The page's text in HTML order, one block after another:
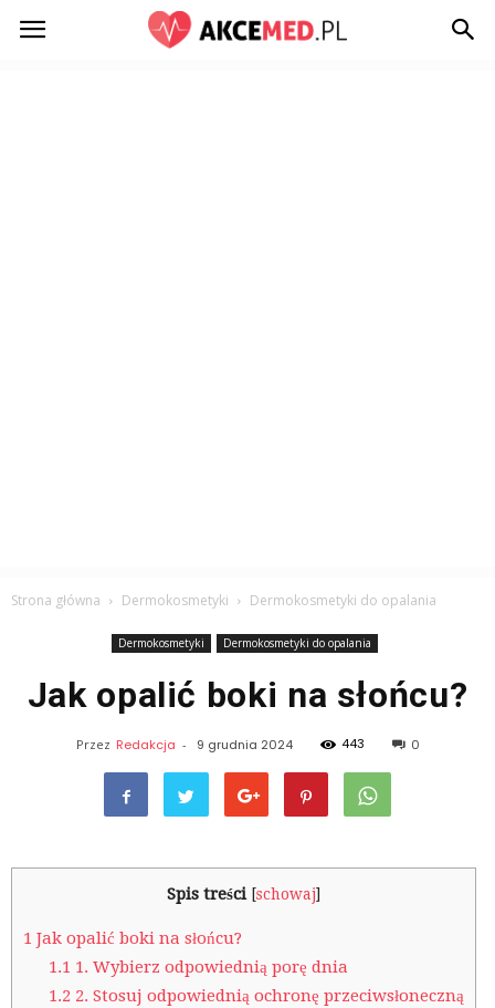
Akcemed.pl
Strona główna Dermokosmetyki Dermokosmetyki do opalania
Dermokosmetyki Dermokosmetyki do opalania
Jak opalić boki na słońcu?
Przez Redakcja - 9 grudnia 2024 443 0
Spis treści [schowaj]
1 Jak opalić boki na słońcu?
1.1 1. Wybierz odpowiednią porę dnia
1.22. Stosuj odpowiednią ochronę przeciwsłoneczną